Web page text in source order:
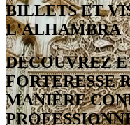
BILLETS ET
L'ALHAMBRA
DÉCOUVREZ
FORTERESSE
MANIÈRE